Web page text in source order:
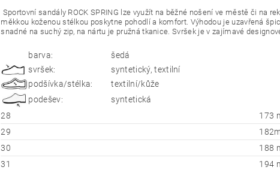
Sportovní sandály ROCK SPRING lze využít na běžné nošení ve městě či na
měkkou koženou stélkou poskytne pohodlí a komfort. Výhodou je uzavřená
snadné na suchý zip, na nártu je pružná tkanice. Svršek je v zajímavé
barva:
šedá
svršek:
syntetický, textilní
podšívka/stélka:
textilní/kůže
podešev:
syntetická
28
173
29
30
188
31
194